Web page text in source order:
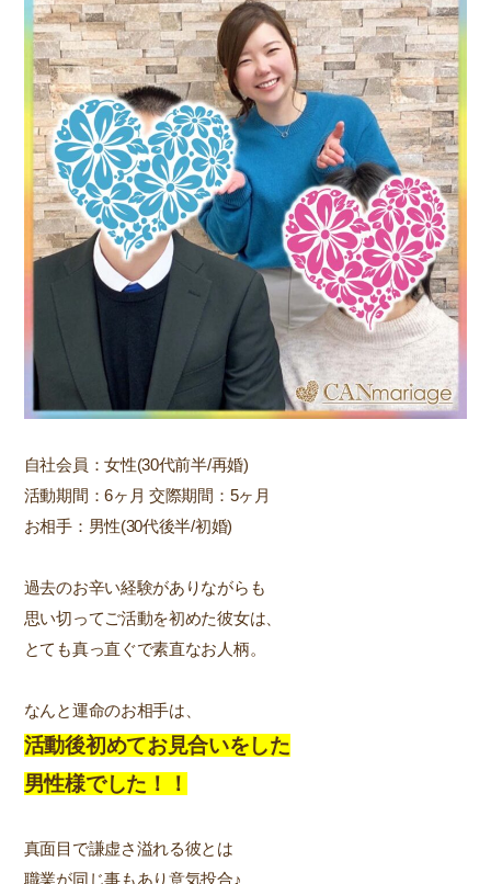
自社会員：女性(30代前半/再婚)
活動期間：6ヶ月 交際期間：5ヶ月
お相手：男性(30代後半/初婚)
過去のお辛い経験がありながらも
思い切ってご活動を初めた彼女は、
とても真っ直ぐで素直なお人柄。
なんと運命のお相手は、
活動後初めてお見合いをした
男性様でした！！
真面目で謙虚さ溢れる彼とは
職業が同じ事もあり意気投合♪